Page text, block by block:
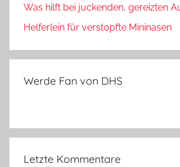
Was hilft bei juckenden, gereizten
Helferlein für verstopfte Mininasen
Werde Fan von DHS
Letzte Kommentare